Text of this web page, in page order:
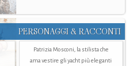
PERSONAGGI & RACCONTI
Patrizia Mosconi, la stilista che
ama vestire gli yacht più eleganti